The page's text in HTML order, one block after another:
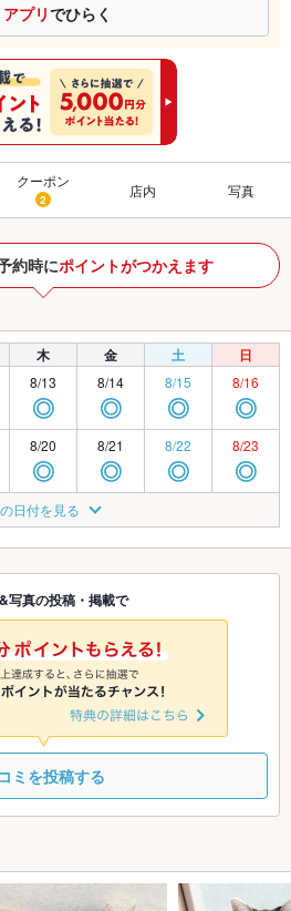
アプリでひらく
クーポン
2 店内 写真
約時にポイントがつかえます
木 金 土 日
8/13
◎
8/14
◎
8/15
◎
8/16
◎
8/20
◎
8/21
◎
8/22
◎
8/23
◎
8/27
◎
8/28
◎ ◎ ◎
9/3
◎
9/4
◎
9/5 9/6
◎ ◎ ◎
日付を見る
写真の投稿・掲載で
ミを投稿する